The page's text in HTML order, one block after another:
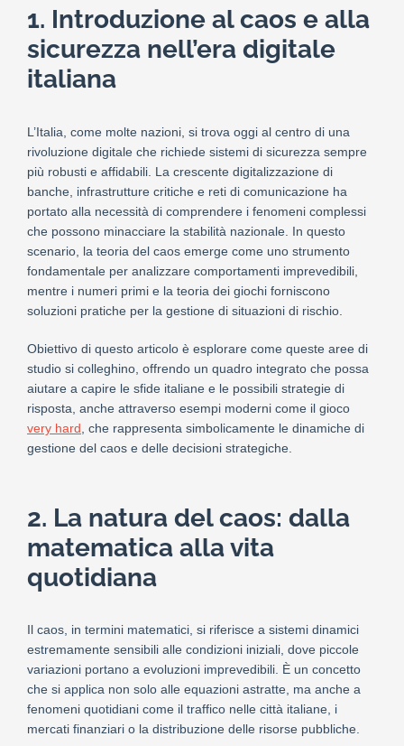
1. Introduzione al caos e alla
sicurezza nell’era digitale
italiana
L’Italia, come molte nazioni, si trova oggi al centro di una
rivoluzione digitale che richiede sistemi di sicurezza sempre
più robusti e affidabili. La crescente digitalizzazione di
banche, infrastrutture critiche e reti di comunicazione ha
portato alla necessità di comprendere i fenomeni complessi
che possono minacciare la stabilità nazionale. In questo
scenario, la teoria del caos emerge come uno strumento
fondamentale per analizzare comportamenti imprevedibili,
mentre i numeri primi e la teoria dei giochi forniscono
soluzioni pratiche per la gestione di situazioni di rischio.
Obiettivo di questo articolo è esplorare come queste aree di
studio si colleghino, offrendo un quadro integrato che possa
aiutare a capire le sfide italiane e le possibili strategie di
risposta, anche attraverso esempi moderni come il gioco
very hard , che rappresenta simbolicamente le dinamiche di
gestione del caos e delle decisioni strategiche.
2. La natura del caos: dalla
matematica alla vita
quotidiana
Il caos, in termini matematici, si riferisce a sistemi dinamici
estremamente sensibili alle condizioni iniziali, dove piccole
variazioni portano a evoluzioni imprevedibili. È un concetto
che si applica non solo alle equazioni astratte, ma anche a
fenomeni quotidiani come il traffico nelle città italiane, i
mercati finanziari o la distribuzione delle risorse pubbliche.